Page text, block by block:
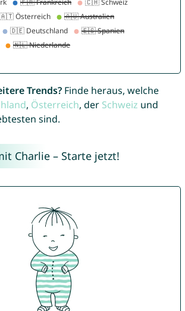
Trends?Finde heraus, welche
, Österreich, der Schweiz und
sind.
Charlie – Starte jetzt!